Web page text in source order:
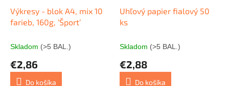
Výkresy - blok A4, mix 10
farieb, 160g, ’Šport’
Skladom (>5 BAL.)
€2,86
Do košíka
Uhľový papier fialový 50
ks
Skladom (>5 BAL.)
€2,88
Do košíka